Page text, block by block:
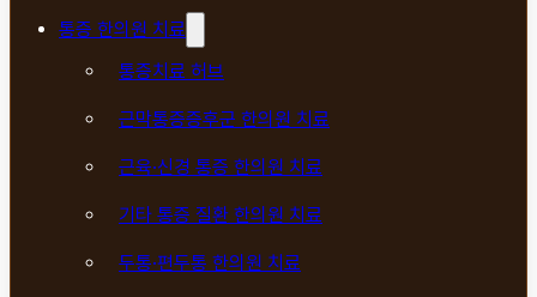
통증 한의원 치료
통증치료 허브
근막통증증후군 한의원 치료
근육·신경 통증 한의원 치료
기타 통증 질환 한의원 치료
두통·편두통 한의원 치료